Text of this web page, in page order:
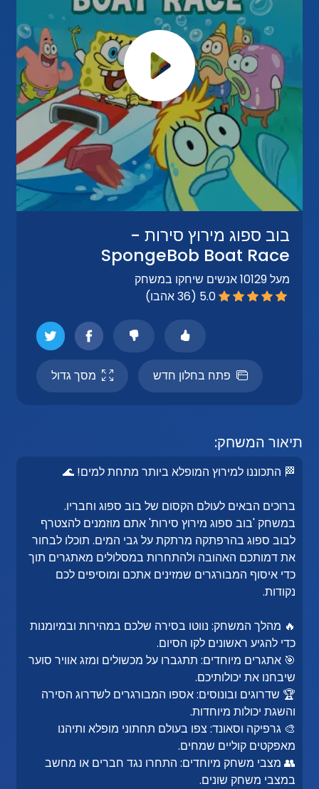
בוב ספוג מירוץ סירות -
SpongeBob Boat Race
מעל 10129 אנשים שיחקו במשחק
5.0 (36 אהבו)
פתח בחלון חדש מסך גדול
תיאור המשחק:
🏁 התכוננו למירוץ המופלא ביותר מתחת למים! 🌊
ברוכים הבאים לעולם הקסום של בוב ספוג וחבריו.
במשחק 'בוב ספוג מירוץ סירות' אתם מוזמנים להצטרף
לבוב ספוג בהרפתקה מרתקת על גבי המים. תוכלו לבחור
את דמותכם האהובה ולהתחרות במסלולים מאתגרים תוך
כדי איסוף המבורגרים שמזינים אתכם ומוסיפים לכם
נקודות.
🔥 מהלך המשחק: נווטו בסירה שלכם במהירות ובמיומנות
כדי להגיע ראשונים לקו הסיום.
🎯 אתגרים מיוחדים: תתגברו על מכשולים ומזג אוויר סוער
שיבחנו את יכולותיכם.
🏆 שדרוגים ובונוסים: אספו המבורגרים לשדרוג הסירה
והשגת יכולות מיוחדות.
🎨 גרפיקה וסאונד: צפו בעולם תחתוני מופלא ותיהנו
מאפקטים קוליים שמחים.
👥 מצבי משחק מיוחדים: התחרו נגד חברים או מחשב
במצבי משחק שונים.